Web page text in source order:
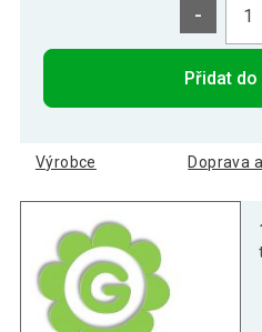
-
Přidat do
Výrobce Doprava